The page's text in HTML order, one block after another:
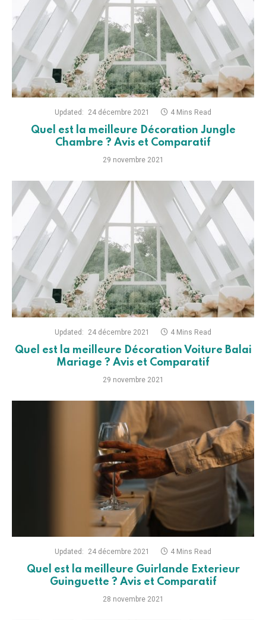
Updated: 24 décembre 2021 4 Mins Read
Quel est la meilleure Décoration Jungle
Chambre ? Avis et Comparatif
29 novembre 2021
Updated: 24 décembre 2021 4 Mins Read
Quel est la meilleure Décoration Voiture Balai
Mariage ? Avis et Comparatif
29 novembre 2021
Updated: 24 décembre 2021 4 Mins Read
Quel est la meilleure Guirlande Exterieur
Guinguette ? Avis et Comparatif
28 novembre 2021